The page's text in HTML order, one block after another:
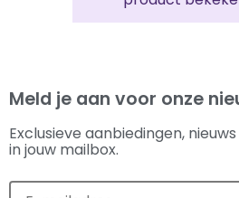
Meld je aan voor onze
Exclusieve aanbiedingen,
in jouw mailbox.